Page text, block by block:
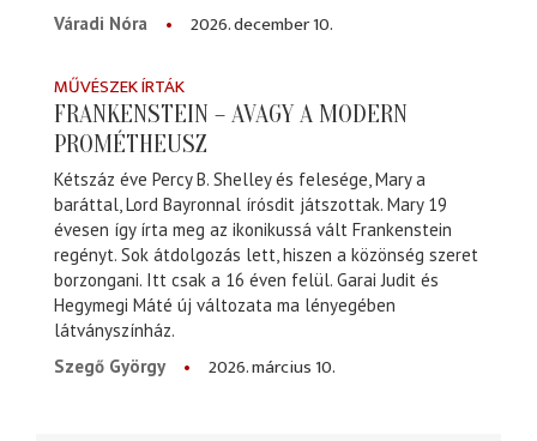
Váradi Nóra
2026. december 10.
MŰVÉSZEK ÍRTÁK
FRANKENSTEIN – AVAGY A MODERN
PROMÉTHEUSZ
Kétszáz éve Percy B. Shelley és felesége, Mary a
baráttal, Lord Bayronnal írósdit játszottak. Mary 19
évesen így írta meg az ikonikussá vált Frankenstein
regényt. Sok átdolgozás lett, hiszen a közönség szeret
borzongani. Itt csak a 16 éven felül. Garai Judit és
Hegymegi Máté új változata ma lényegében
látványszínház.
Szegő György
2026. március 10.